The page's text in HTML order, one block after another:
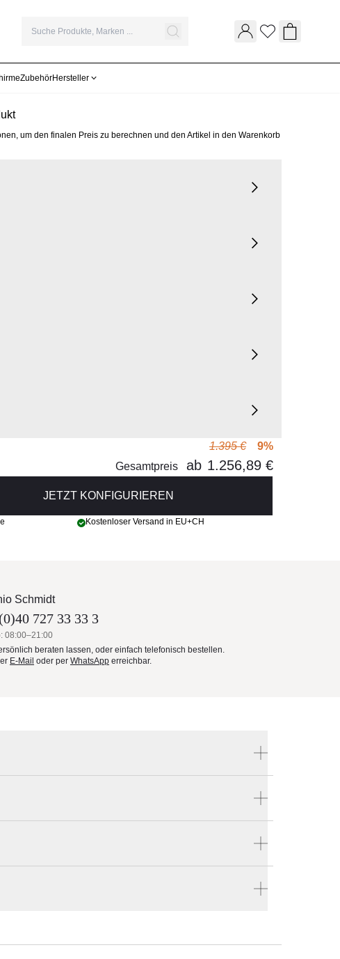
Wunschliste
ZubehörHersteller
um den finalen Preis zu berechnen und den Artikel in den Warenkorb
1.395 €
9%
Gesamtpreis
ab 1.256,89 €
JETZT KONFIGURIEREN
Kostenloser Versand in EU+CH
Schmidt
727 33 33 3
08:00–21:00
beraten lassen, oder einfach telefonisch bestellen.
E-Mail oder per WhatsApp erreichbar.
eines